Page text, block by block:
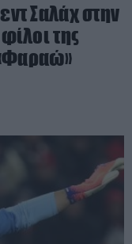
Σαλάχ στην
της